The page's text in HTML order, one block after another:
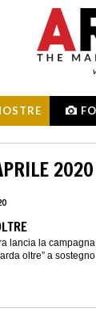
2020
lancia la
oltre” a